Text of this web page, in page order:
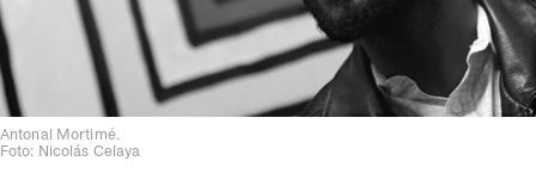
Antonal Mortimé.
Foto: Nicolás Celaya